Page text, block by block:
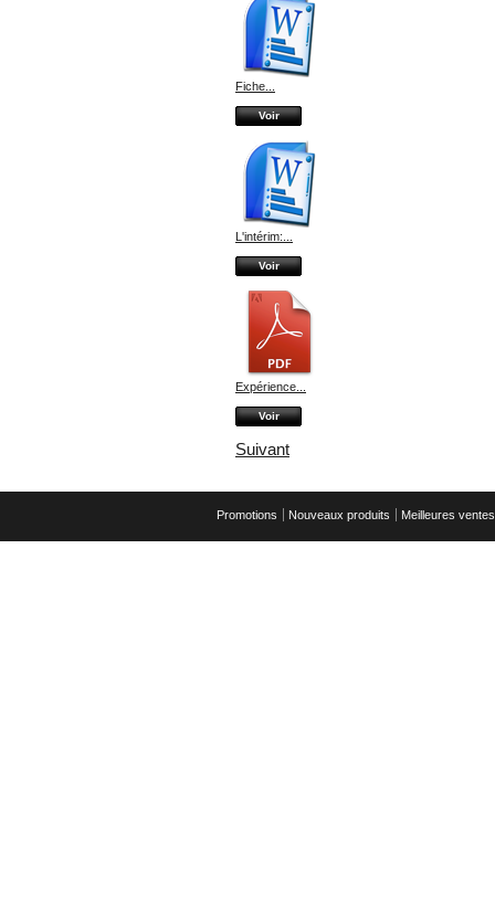
Fiche...
Voir
L'intérim:...
Voir
Expérience...
Voir
Suivant
Promotions Nouveaux produits Meilleures ventes